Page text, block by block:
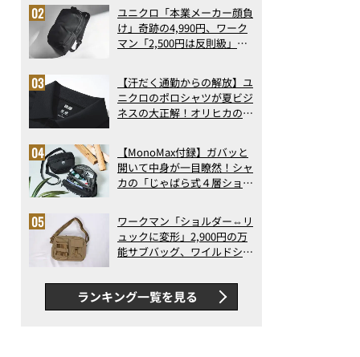
で決定版
ユニクロ「本業メーカー顔負
け」奇跡の4,990円、ワーク
マン「2,500円は反則級」凄
ト3】（2026年6月版）
【汗だく通勤からの解放】ユ
ニクロのポロシャツが夏ビジ
ネスの大正解！オリヒカの透
アの実力
【MonoMax付録】ガバッと
開いて中身が一目瞭然！シャ
カの「じゃばら式４層ショル
った！
ワークマン「ショルダー⇔リ
ュックに変形」2,900円の万
能サブバッグ、ワイルドシン
録…ほか【休日バッグの人気
記事ランキングベスト3】
（2026年6月版）
ランキング一覧を見る